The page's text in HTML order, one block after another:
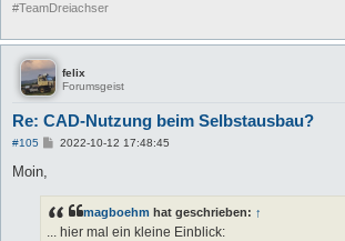
#TeamDreiachser
felix
Forumsgeist
Re: CAD-Nutzung beim Selbstausbau?
#105
B
r
a
g
2022-10-12 17:48:45
Moin,
magboehm hat geschrieben: ↑
... hier mal ein kleine Einblick: